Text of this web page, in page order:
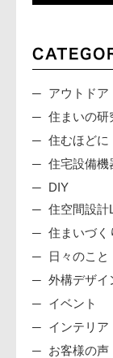
アウトドア
住まいの研
住むほどに
住宅設備機
DIY
住空間設計
住まいづく
日々のこと
外構デザイ
イベント
インテリア
お客様の声